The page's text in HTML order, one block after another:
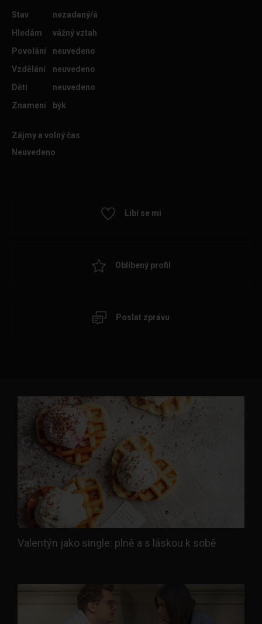
Stav
nezadaný/á
Hledám
vážný vztah
Povolání
neuvedeno
Vzdělání
neuvedeno
Děti
neuvedeno
Znamení
býk
Zájmy a volný čas
Neuvedeno
Líbí se mi
Oblíbený profil
Poslat zprávu
Valentýn jako single: plně a s láskou k sobě